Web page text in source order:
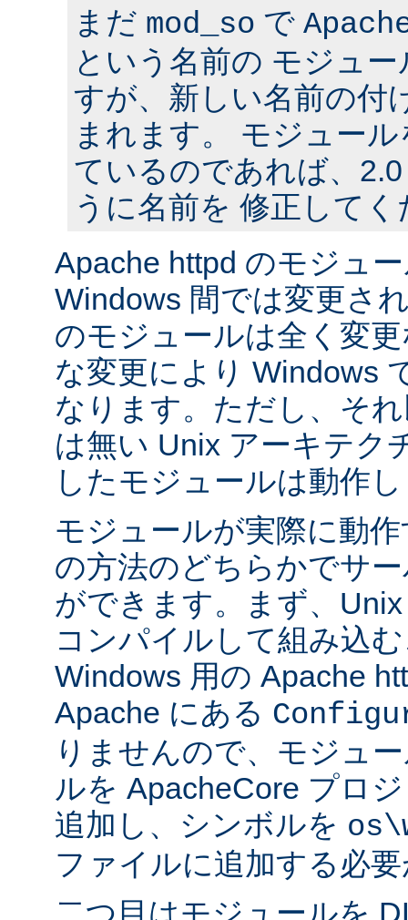
まだ mod_so で
という名前の モジュ
すが、新しい名前の付
まれます。 モジュー
ているのであれば、
うに名前を 修正して
Apache httpd のモジュ
Windows 間では変更さ
のモジュールは全く変
な変更により Windows
なります。ただし、そ
は無い Unix アーキテク
したモジュールは動作
モジュールが実際に動
の方法のどちらかでサ
ができます。まず、
コンパイルして組み込
Windows 用の Apache
Apache にある
りませんので、モジュ
ルを ApacheCore プロ
追加し、シンボルを
ファイルに追加する必
二つ目はモジュールを